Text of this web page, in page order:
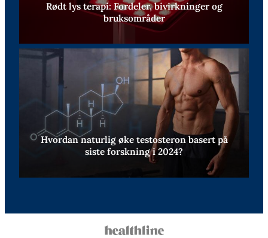
Rødt lys terapi: Fordeler, bivirkninger og
bruksområder
Hvordan naturlig øke testosteron basert på
siste forskning i 2024?